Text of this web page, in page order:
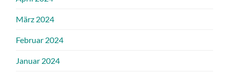
März 2024
Februar 2024
Januar 2024